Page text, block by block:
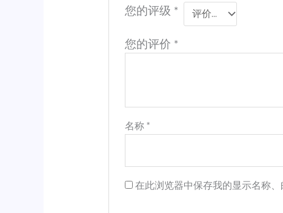
您的评级 *
您的评价 *
名称*
在此浏览器中保存我的显示名称